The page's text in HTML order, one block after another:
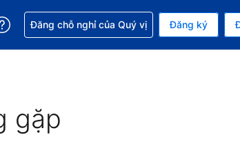
bạn. Loại tiền tệ hiện tại của bạn là Đô la
ngữ của bạn. Ngôn ngữ hiện tại của bạn
Nhận trợ giúp với đặt chỗ
Đăng chỗ nghỉ của Quý vị Đăng ký
gặp